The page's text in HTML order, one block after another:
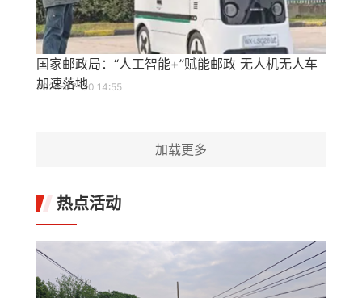
国家邮政局：“人工智能+”赋能邮政 无人机无人车
加速落地
2026-07-30 14:55
加载更多
热点活动